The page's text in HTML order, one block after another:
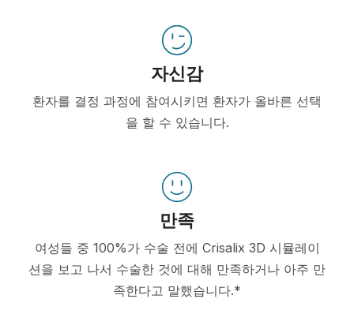
자신감
환자를 결정 과정에 참여시키면 환자가 올바른 선택
을 할 수 있습니다.
만족
여성들 중 100%가 수술 전에 Crisalix 3D 시뮬레이
션을 보고 나서 수술한 것에 대해 만족하거나 아주 만
족한다고 말했습니다.*